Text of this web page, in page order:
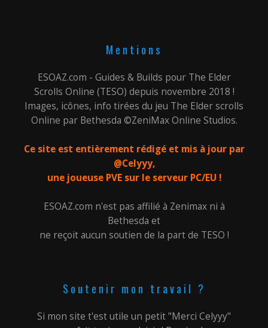
Mentions
ESOAZ.com - Guides & Builds pour The Elder
Scrolls Online (TESO) depuis novembre 2018 !
Images, icônes, info tirées du jeu The Elder scrolls
Online par Bethesda ©ZeniMax Online Studios.
Ce site est entièrement rédigé et mis à jour par
@Celyyy,
une joueuse PVE sur le serveur PC/EU !
ESOAZ.com n'est pas affilié à Zenimax ni à
Bethesda et
ne reçoit aucun soutien de la part de TESO !
Soutenir mon travail ?
Si mon site t'est utile un petit "Merci Celyyy"